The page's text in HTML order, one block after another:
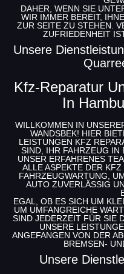
DAHER, WENN SIE
WIR IMMER BEREIT,
ZUR SEITE ZU STEHEN.
ZUFRIEDENHEIT
Unsere
Kfz-Reparatur
In
WILLKOMMEN IN
WANDSBEK! HIER
LEISTUNGEN KFZ
SIND, IHR FAHRZEUG IN
UNSER ERFAHRENES
ALLE ASPEKTE DER KFZ
FAHRZEUGWARTUNG,
AUTO ZUVERLÄSSIG
EGAL, OB ES SICH UM
UM UMFANGREICHE
SIND JEDERZEIT FÜR SIE
UNSERE
ANGEFANGEN VON DER
BREMSEN-
Unsere